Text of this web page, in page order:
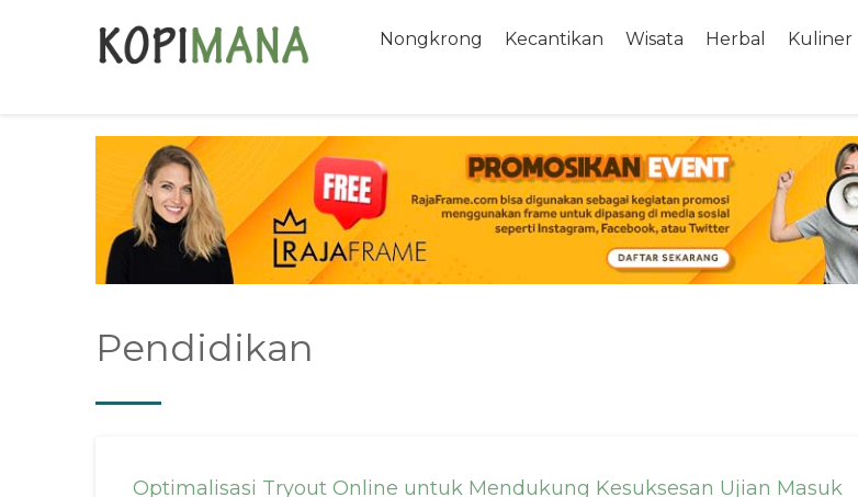
Nongkrong Kecantikan Wisata Herbal Kuliner
Pendidikan
Optimalisasi Tryout Online untuk Mendukung Kesuksesan Ujian Masuk